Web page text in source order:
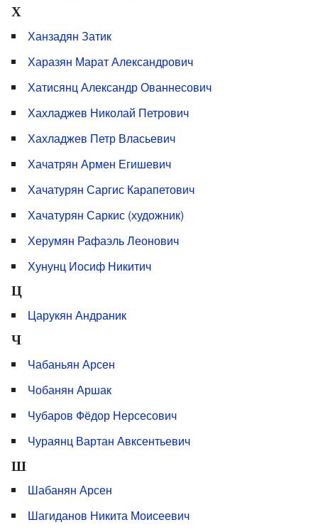
Х
Ханзадян Затик
Харазян Марат Александрович
Хатисянц Александр Ованнесович
Хахладжев Николай Петрович
Хахладжев Петр Власьевич
Хачатрян Армен Егишевич
Хачатурян Саргис Карапетович
Хачатурян Саркис (художник)
Херумян Рафаэль Леонович
Хунунц Иосиф Никитич
Ц
Царукян Андраник
Ч
Чабаньян Арсен
Чобанян Аршак
Чубаров Фёдор Нерсесович
Чураянц Вартан Авксентьевич
Ш
Шабанян Арсен
Шагиданов Никита Моисеевич